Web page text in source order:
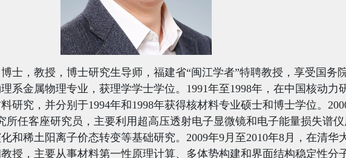
士，教授，博士研究生导师，福建省“闽江学者”特聘教授，享受国务
系金属物理专业，获理学学士学位。 1991年至1998年，在中国核动力
研究，并分别于1994年和1998年获得核材料专业硕士和博士学位。
所任客座研究员，主要利用超高压透射电子显微镜和电子能量损失谱
和稀土阳离子价态转变等基础研究。 2009年9月至2010年8月，在清华
授，主要从事材料第一性原理计算、多体势构建和界面结构稳定性分